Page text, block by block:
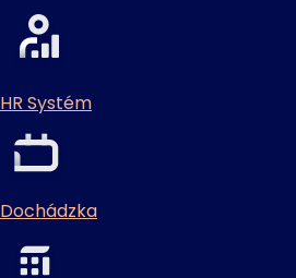
HR Systém
Dochádzka